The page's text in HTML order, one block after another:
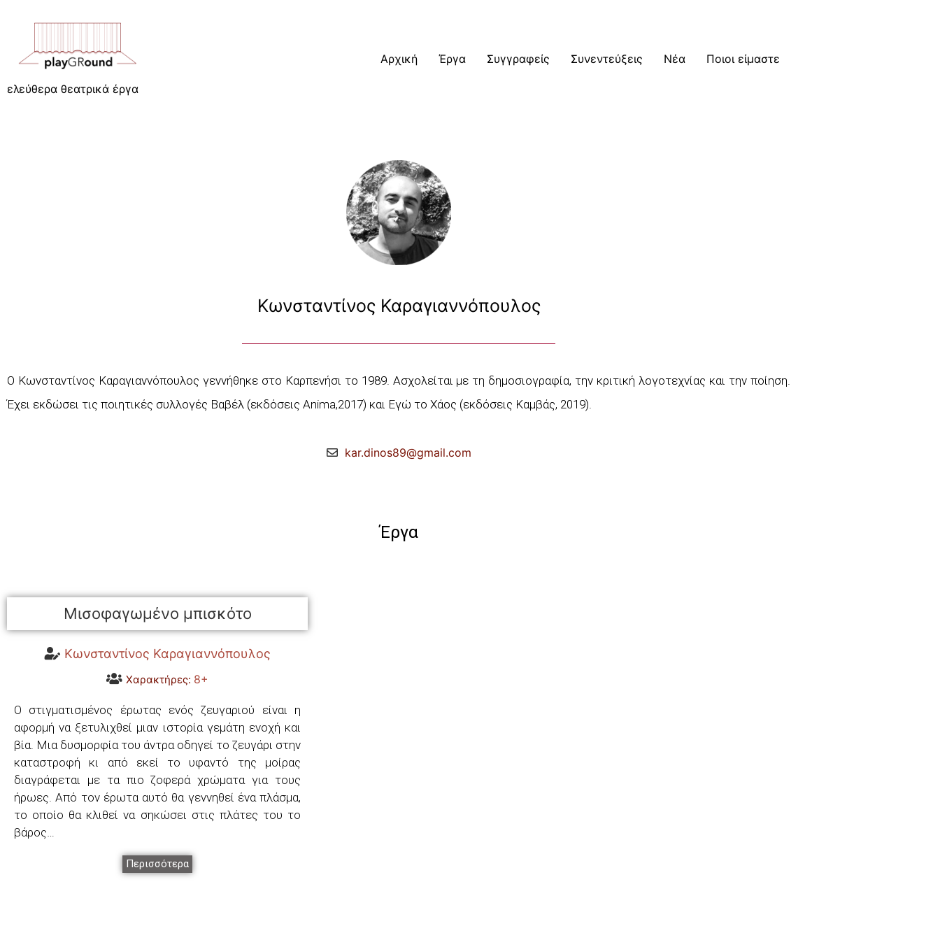
ελεύθερα θεατρικά έργα
Αρχική Έργα Συγγραφείς Συνεντεύξεις Νέα Ποιοι είμαστε
Κωνσταντίνος Καραγιαννόπουλος
Ο Κωνσταντίνος Καραγιαννόπουλος γεννήθηκε στο Καρπενήσι το 1989. Ασχολείται με τη δημοσιογραφία, την κριτική λογοτεχνίας και την ποίηση.
Έχει εκδώσει τις ποιητικές συλλογές Βαβέλ (εκδόσεις Anima,2017) και Εγώ το Χάος (εκδόσεις Καμβάς, 2019).
kar.dinos89@gmail.com
Έργα
Μισοφαγωμένο μπισκότο
Κωνσταντίνος Καραγιαννόπουλος
Χαρακτήρες: 8+
Ο στιγματισμένος έρωτας ενός ζευγαριού είναι η
αφορμή να ξετυλιχθεί μιαν ιστορία γεμάτη ενοχή και
βία. Μια δυσμορφία του άντρα οδηγεί το ζευγάρι στην
καταστροφή κι από εκεί το υφαντό της μοίρας
διαγράφεται με τα πιο ζοφερά χρώματα για τους
ήρωες. Από τον έρωτα αυτό θα γεννηθεί ένα πλάσμα,
το οποίο θα κλιθεί να σηκώσει στις πλάτες του το
βάρος…
Περισσότερα